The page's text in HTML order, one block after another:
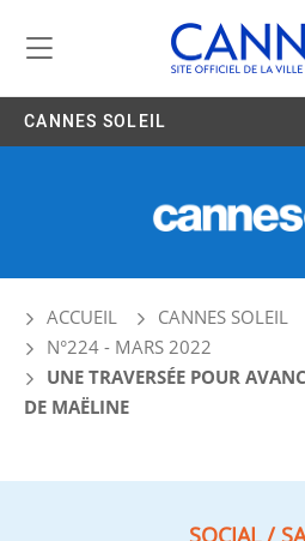
CANNES SOLEIL
ACCUEIL CANNES SOLEIL
N°224 - MARS 2022
UNE TRAVERSÉE POUR
DE MAËLINE
SOCIAL /